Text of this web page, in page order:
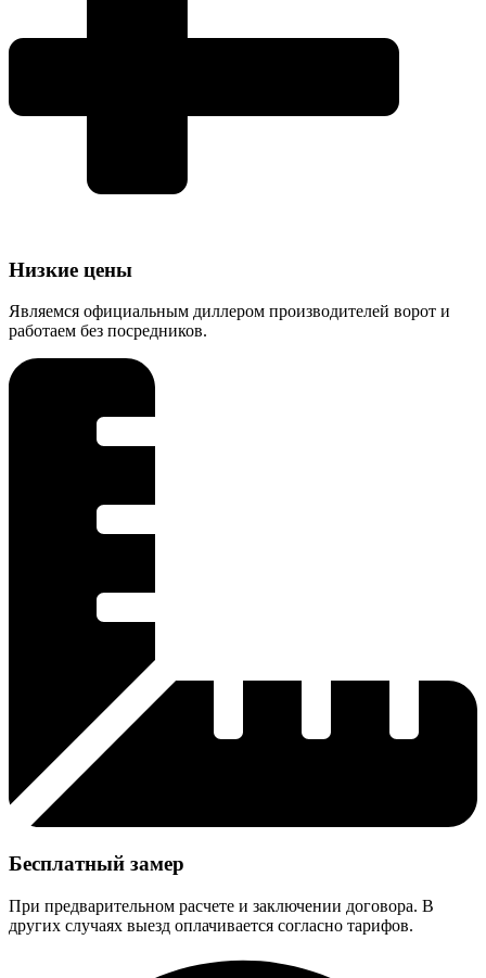
Низкие цены
Являемся официальным диллером производителей ворот и
работаем без посредников.
Бесплатный замер
При предварительном расчете и заключении договора. В
других случаях выезд оплачивается согласно тарифов.